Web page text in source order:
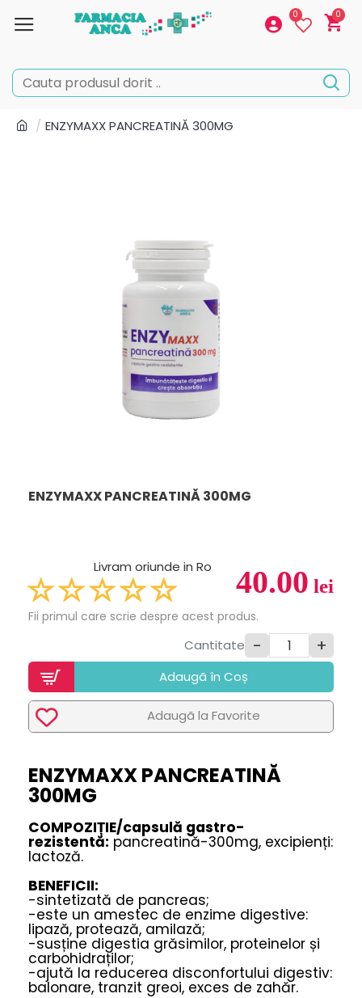
0 0
ENZYMAXX PANCREATINĂ 300MG
ENZYMAXX PANCREATINĂ 300MG
40.00 lei
Livram oriunde in Ro
Fii primul care scrie despre acest produs.
Cantitate - +
Adaugã în Coș
Adaugã la Favorite
ENZYMAXX PANCREATINĂ
300MG
COMPOZIȚIE/capsulă gastro-
rezistentă: pancreatină-300mg, excipienți:
lactoză.
BENEFICII:
-sintetizată de pancreas;
-este un amestec de enzime digestive:
lipază, protează, amilază;
-susține digestia grăsimilor, proteinelor și
carbohidraților;
-ajută la reducerea disconfortului digestiv:
balonare, tranzit greoi, exces de zahăr.